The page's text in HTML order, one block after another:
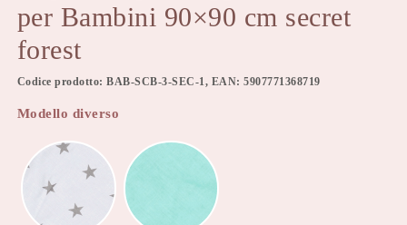
per Bambini 90×90 cm secret
forest
Codice prodotto: BAB-SCB-3-SEC-1, EAN: 5907771368719
Modello diverso